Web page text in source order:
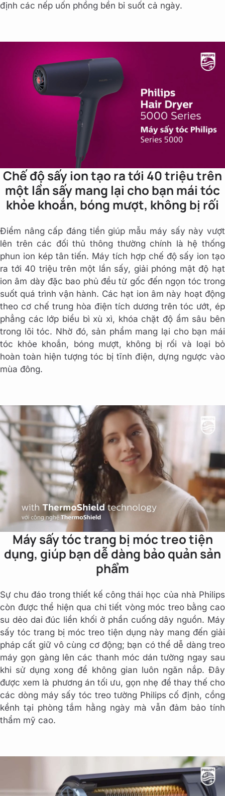
định các nếp uốn phồng bền bỉ suốt cả ngày.
Chế độ sấy ion tạo ra tới 40 triệu trên
một lần sấy mang lại cho bạn mái tóc
khỏe khoắn, bóng mượt, không bị rối
Điểm nâng cấp đáng tiền giúp mẫu máy sấy này vượt
lên trên các đối thủ thông thường chính là hệ thống
phun ion kép tân tiến. Máy tích hợp chế độ sấy ion tạo
ra tới 40 triệu trên một lần sấy, giải phóng mật độ hạt
ion âm dày đặc bao phủ đều từ gốc đến ngọn tóc trong
suốt quá trình vận hành. Các hạt ion âm này hoạt động
theo cơ chế trung hòa điện tích dương trên tóc ướt, ép
phẳng các lớp biểu bì xù xì, khóa chặt độ ẩm sâu bên
trong lõi tóc. Nhờ đó, sản phẩm mang lại cho bạn mái
tóc khỏe khoắn, bóng mượt, không bị rối và loại bỏ
hoàn toàn hiện tượng tóc bị tĩnh điện, dựng ngược vào
mùa đông.
Máy sấy tóc trang bị móc treo tiện
dụng, giúp bạn dễ dàng bảo quản sản
phẩm
Sự chu đáo trong thiết kế công thái học của nhà Philips
còn được thể hiện qua chi tiết vòng móc treo bằng cao
su dẻo dai đúc liền khối ở phần cuống dây nguồn. Máy
sấy tóc trang bị móc treo tiện dụng này mang đến giải
pháp cất giữ vô cùng cơ động; bạn có thể dễ dàng treo
máy gọn gàng lên các thanh móc dán tường ngay sau
khi sử dụng xong để không gian luôn ngăn nắp. Đây
được xem là phương án tối ưu, gọn nhẹ để thay thế cho
các dòng máy sấy tóc treo tường Philips cố định, cồng
kềnh tại phòng tắm hằng ngày mà vẫn đảm bảo tính
thẩm mỹ cao.